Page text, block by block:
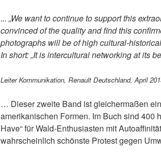
... „We want to continue to support this
convinced of the quality and find this
photographs will be of high cultural-
In short: „It is intercultural networking at its
Leiter Kommunikation, Renault Deutschland, April
… Dieser zweite Band ist gleichermaßen
amerikanischen Formen. Im Buch sind 400
Have“ für Wald-Enthusiasten mit
wahrscheinlich schönste Protest gegen